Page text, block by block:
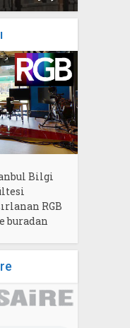
Bilgi
RGB
buradan